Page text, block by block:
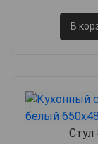
В
Стул